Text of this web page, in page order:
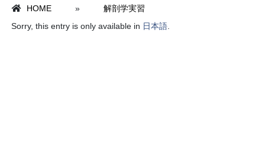
HOME »
解剖学実習
Sorry, this entry is only available in 日本語